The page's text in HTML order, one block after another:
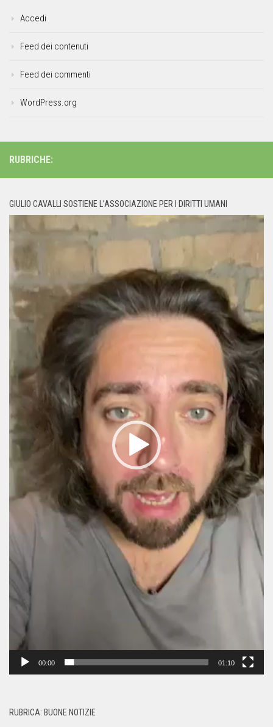
Accedi
Feed dei contenuti
Feed dei commenti
WordPress.org
RUBRICHE:
GIULIO CAVALLI SOSTIENE L’ASSOCIAZIONE PER I DIRITTI UMANI
00:00 01:10
RUBRICA: BUONE NOTIZIE